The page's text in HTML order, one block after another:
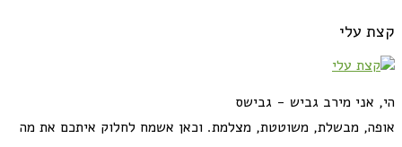
קצת עלי
הי, אני מירב גביש - גבישס
אופה, מבשלת, משוטטת, מצלמת. וכאן אשמח לחלוק איתכם את מה